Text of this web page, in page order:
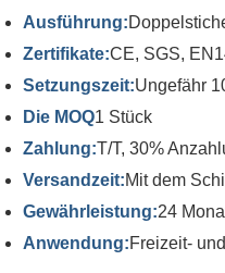
Ausführung:
Zertifikate:CE, SGS,
Setzungszeit:Ungefähr
Die MOQ1 Stück
Zahlung:T/T, 30%
Versandzeit:Mit dem
Gewährleistung:24
Anwendung:Freizeit-